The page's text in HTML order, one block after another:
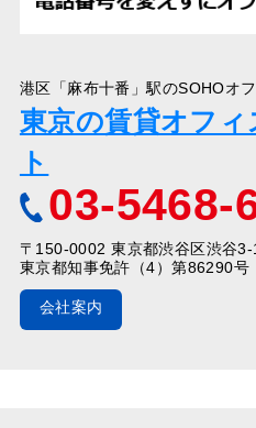
港区「麻布十番」駅のSOHOオ
東京の賃貸オフ
ト
03-5468-
〒150-0002 東京都渋谷区渋谷
東京都知事免許（4）第86290号
会社案内